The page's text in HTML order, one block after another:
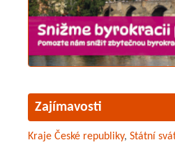
Zajímavosti
Kraje České republiky, Státní